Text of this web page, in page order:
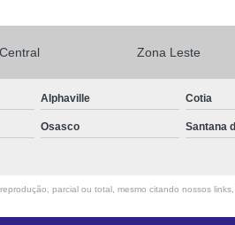
Zona Leste
Alphaville Cotia
Osasco Santana
parcial ou total, mesmo citando nossos